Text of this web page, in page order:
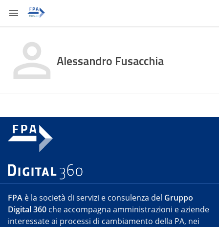
Alessandro Fusacchia
FPA è la società di servizi e consulenza del Gruppo
Digital 360 che accompagna amministrazioni e aziende
interessate ai processi di cambiamento della PA, nei